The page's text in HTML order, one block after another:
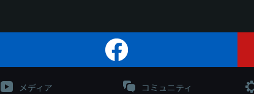
メディア
コミュニティ